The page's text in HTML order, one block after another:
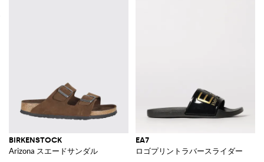
BIRKENSTOCK
Arizona スエードサンダル
EA7
ロゴプリントラバースライダー